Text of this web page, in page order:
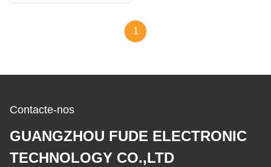
1
Contacte-nos
GUANGZHOU FUDE ELECTRONIC
TECHNOLOGY CO.,LTD